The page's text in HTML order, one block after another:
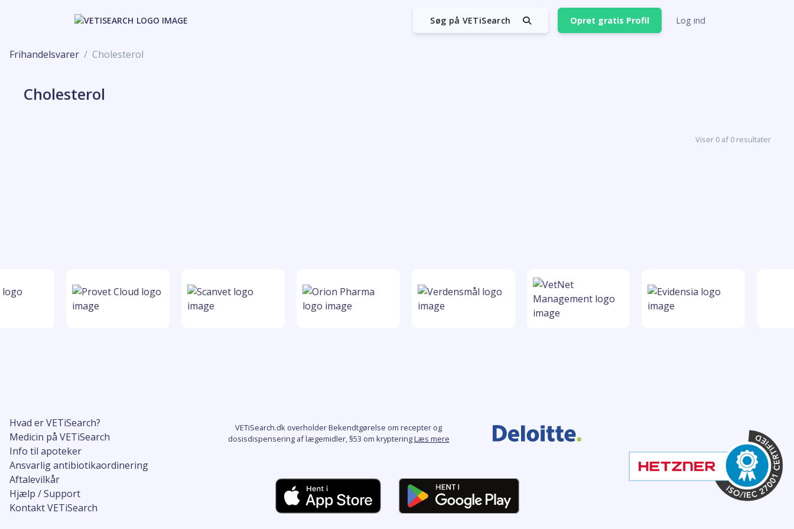
Søg på VETiSearch Opret gratis Profil Log ind
Frihandelsvarer Cholesterol
Cholesterol
Viser 0 af 0 resultater
Hvad er VETiSearch?
Medicin på VETiSearch
Info til apoteker
Ansvarlig antibiotikaordinering
Aftalevilkår
Hjælp / Support
Kontakt VETiSearch
VETiSearch.dk overholder Bekendtgørelse om recepter og
dosisdispensering af lægemidler, §53 om krypteringLæs mere